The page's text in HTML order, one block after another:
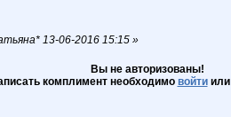
13-06-2016 15:15 »
Вы не авторизованы!
комплимент необходимо войтиили